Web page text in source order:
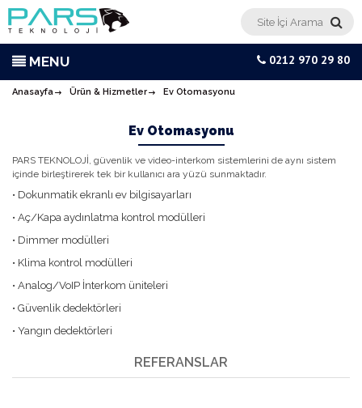
MENU 0212 970 29 80
Anasayfa Ürün & Hizmetler Ev Otomasyonu
Ev Otomasyonu
PARS TEKNOLOJİ, güvenlik ve video-interkom sistemlerini de aynı sistem
içinde birleştirerek tek bir kullanıcı ara yüzü sunmaktadır.
• Dokunmatik ekranlı ev bilgisayarları
• Aç/Kapa aydınlatma kontrol modülleri
• Dimmer modülleri
• Klima kontrol modülleri
• Analog/VoIP İnterkom üniteleri
• Güvenlik dedektörleri
• Yangın dedektörleri
REFERANSLAR